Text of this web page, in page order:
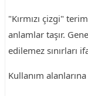
"Kırmızı çizgi"
anlamlar taşır.
edilemez sınırları
Kullanım